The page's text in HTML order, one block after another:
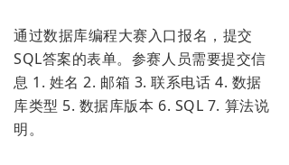
通过数据库编程大赛入口报名，提交
SQL答案的表单。参赛人员需要提交信
息 1. 姓名 2. 邮箱 3. 联系电话 4. 数据
库类型 5. 数据库版本 6. SQL 7. 算法说
明。